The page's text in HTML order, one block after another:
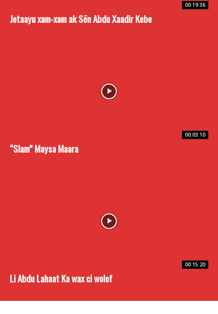
00:19:36
Jotaayu xam-xam ak Sën Abdu Xaadir Kebe
00:03:10
“Slam” Maysa Maara
00:15:20
Li Abdu Lahaat Ka wax ci wolof